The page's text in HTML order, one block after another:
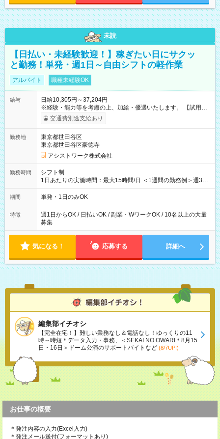
未読
【日払い・未経験歓迎！】稼ぎたい日にサクッ
と勤務！単発・週1日～自由シフトの軽作業
アルバイト 職種未経験OK
給与
日給10,305円～37,204円
※経験・能力等を考慮の上、加給・優遇いたします。 【試用期
間】試用期間なし
交通費別途支給あり
勤務地
東京都世田谷区
東京都世田谷区豪徳寺
アシストワーク株式会社
勤務時間
シフト制
1日あたりの実働時間：最大15時間/日 ＜1週間の勤務例＞週3回
勤務 勤務：月・水・金 休み：火・木・土・日 好きな時にお仕事
可能です！ ※1日あたりの最大実働時間は日勤、夜勤共に勤務し
期間 単発・1日のみOK
特徴
週1日からOK / 日払いOK / 副業・WワークOK / 10名以上の大量
募集
気になる！ 応募する 詳細へ
編集部イチオシ
【完全在宅！】難しい業務なし＆電話なし！ゆっくりの11
時～時短＊データ入力・事務、＜SEKAI NO OWARI＊8月15
日・16日＞ドーム公演のサポートバイトなど (8/7UP!)
お仕事の概要
＊発注内容の入力(Excel入力)
＊発注メール送付(フォーマットあり)